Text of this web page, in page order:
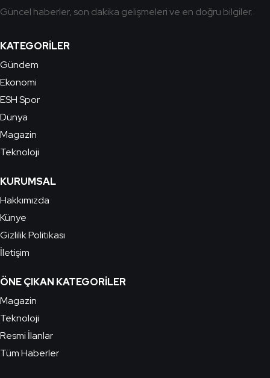
Güncel haberler, son dakika gelişmeleri ve en doğru bilgiler.
KATEGORILER
Gündem
Ekonomi
ESH Spor
Dünya
Magazin
Teknoloji
KURUMSAL
Hakkımızda
Künye
Gizlilik Politikası
İletişim
ÖNE ÇIKAN KATEGORILER
Magazin
Teknoloji
Resmi İlanlar
Tüm Haberler